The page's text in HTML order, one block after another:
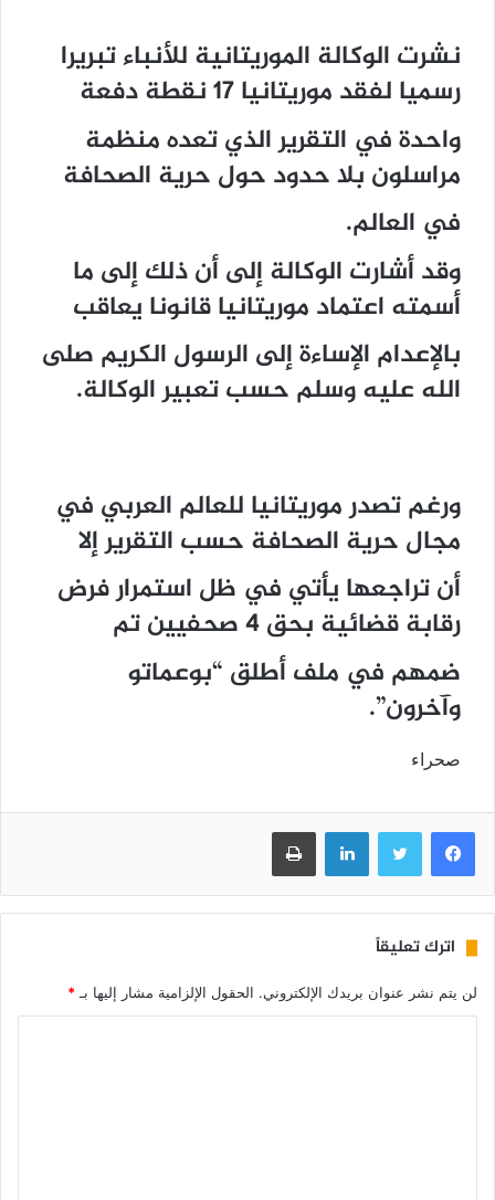
نشرت الوكالة الموريتانية للأنباء تبريرا
رسميا لفقد موريتانيا 17 نقطة دفعة
واحدة في التقرير الذي تعده منظمة
مراسلون بلا حدود حول حرية الصحافة
في العالم.
وقد أشارت الوكالة إلى أن ذلك إلى ما
أسمته اعتماد موريتانيا قانونا يعاقب
بالإعدام الإساءة إلى الرسول الكريم صلى
الله عليه وسلم حسب تعبير الوكالة.
ورغم تصدر موريتانيا للعالم العربي في
مجال حرية الصحافة حسب التقرير إلا
أن تراجعها يأتي في ظل استمرار فرض
رقابة قضائية بحق 4 صحفيين تم
ضمهم في ملف أطلق “بوعماتو
وآخرون”.
صحراء
فيسبوك تويتر لينكدإن طباعة
اترك تعليقاً
لن يتم نشر عنوان بريدك الإلكتروني. الحقول الإلزامية مشار إليها بـ *